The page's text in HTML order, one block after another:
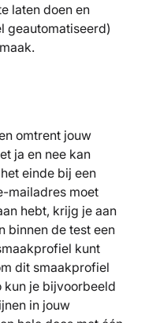
laten doen en
geautomatiseerd)
omtrent jouw
ja en nee kan
einde bij een
mailadres moet
hebt, krijg je aan
binnen de test een
kunt
dit smaakprofiel
kun je bijvoorbeeld
in jouw